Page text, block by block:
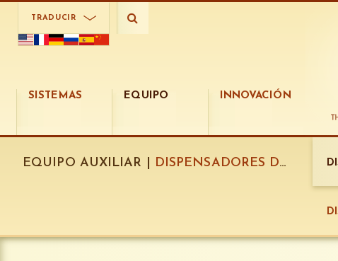
TRADUCIR
SISTEMAS EQUIPO INNOVACIÓN
EQUIPO AUXILIAR | DISPENSADORES DE COBERTURA OMEGA: